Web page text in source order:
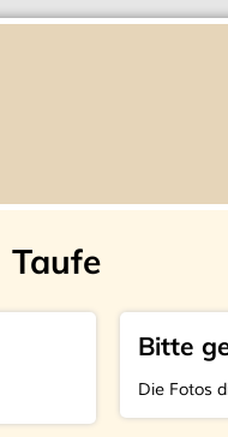
Taufe
Bitte
Die Fotos